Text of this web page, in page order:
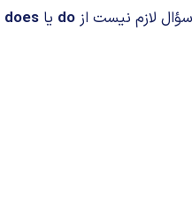
لازم نیست ازdo یاdoes